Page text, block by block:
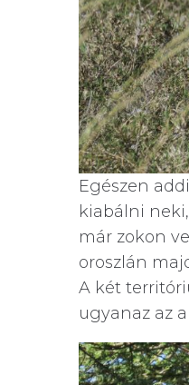
Egészen
kiabálni
már zokon
oroszlán
A két
ugyanaz az